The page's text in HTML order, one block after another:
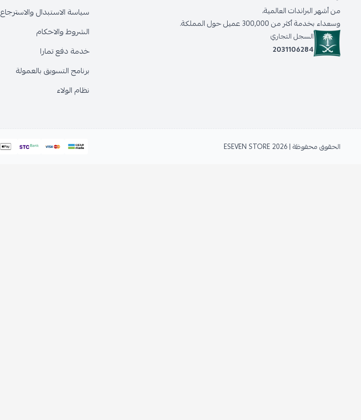
من أشهر البراندات العالمية،
وسعداء بخدمة أكثر من 300,000 عميل حول المملكة.
السجل التجاري
2031106284
سياسة الاستبدال والاسترجاع
الشروط والاحكام
خدمة دفع تمارا
برنامج التسويق بالعمولة
نظام الولاء
الحقوق محفوظة | 2026 ESEVEN STORE